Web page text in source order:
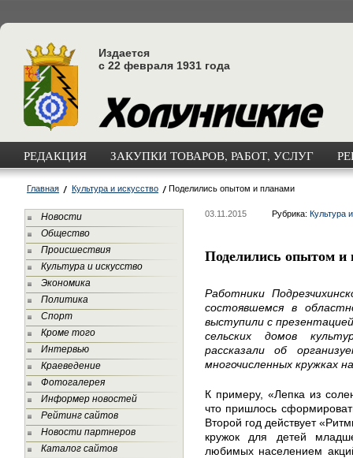
Издается
с 22 февраля 1931 года
РЕДАКЦИЯ ЗАКУПКИ ТОВАРОВ, РАБОТ, УСЛУГ
Главная Культура и искусство Поделились опытом и планами
Новости
Общество
Происшествия
Культура и искусство
Экономика
Политика
Спорт
Кроме того
Интервью
Краеведение
Фотогалерея
Информер новостей
Рейтинг сайтов
Новости партнеров
Каталог сайтов
03.11.2015 Рубрика: Культура
Поделились опытом и
Работники
состоявшемся в
выступили с
сельских домов
рассказали об
многочисленных кружках
К примеру, «Лепка из
что пришлось
Второй год действует
кружок для детей
любимых населением